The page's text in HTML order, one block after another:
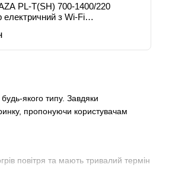
якого типу. Завдяки
пропонуючи користувачам
повітря та мають тривалий термін
PL-T(SH) 700-1400/220
електричний з Wi-Fi